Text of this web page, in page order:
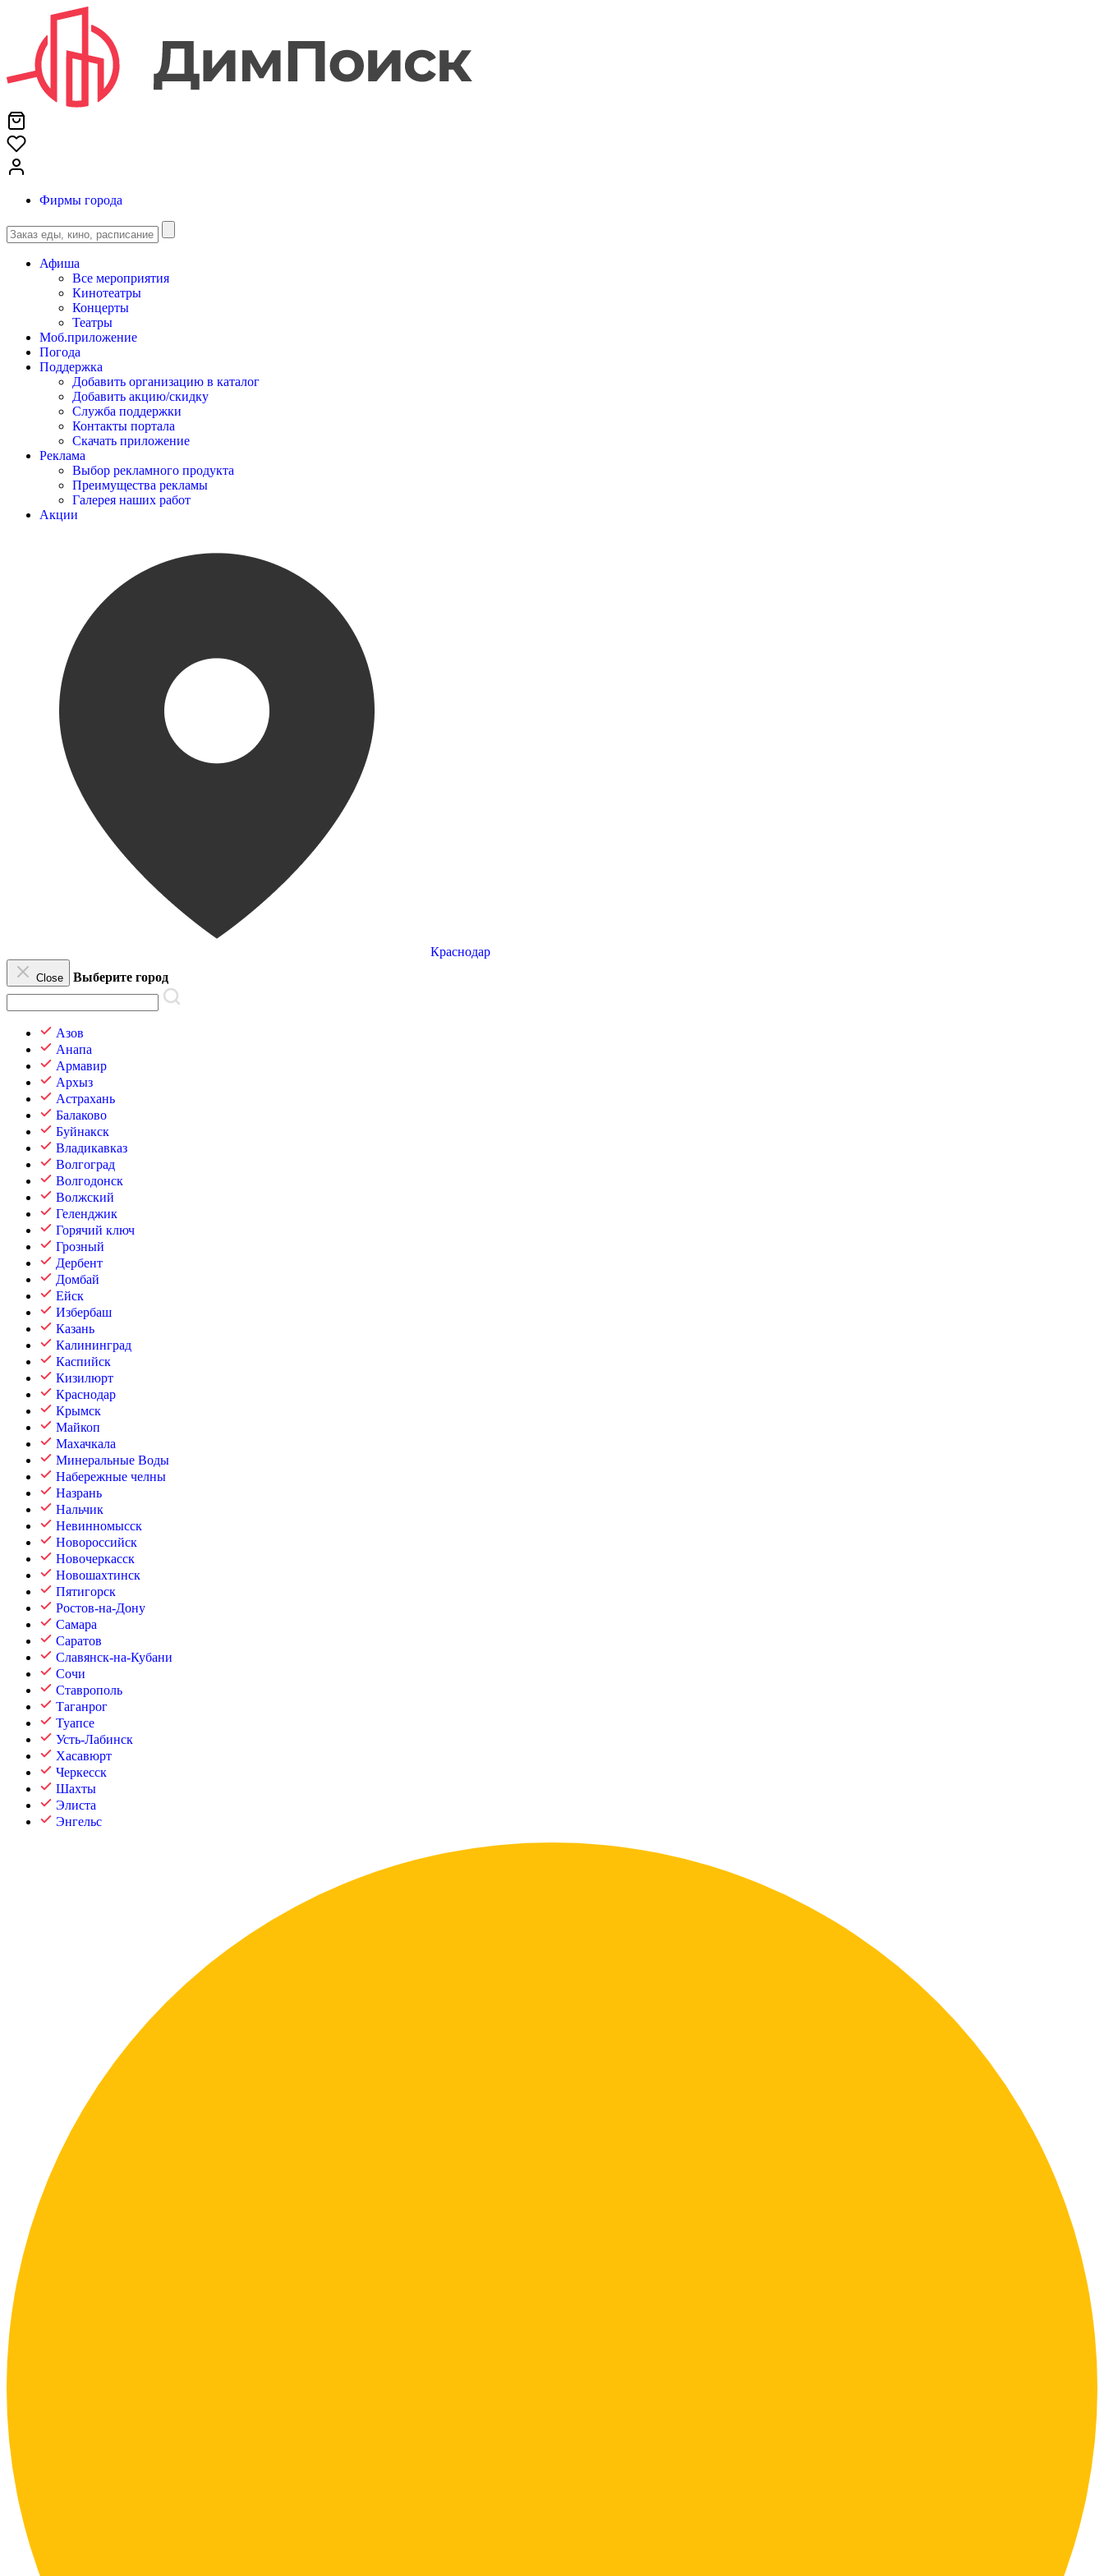
Фирмы города
Афиша
Все мероприятия
Кинотеатры
Концерты
Театры
Моб.приложение
Погода
Поддержка
Добавить организацию в каталог
Добавить акцию/скидку
Служба поддержки
Контакты портала
Скачать приложение
Реклама
Выбор рекламного продукта
Преимущества рекламы
Галерея наших работ
Акции
Краснодар
Close Выберите город
Азов
Анапа
Армавир
Архыз
Астрахань
Балаково
Буйнакск
Владикавказ
Волгоград
Волгодонск
Волжский
Геленджик
Горячий ключ
Грозный
Дербент
Домбай
Ейск
Избербаш
Казань
Калининград
Каспийск
Кизилюрт
Краснодар
Крымск
Майкоп
Махачкала
Минеральные Воды
Набережные челны
Назрань
Нальчик
Невинномысск
Новороссийск
Новочеркасск
Новошахтинск
Пятигорск
Ростов-на-Дону
Самара
Саратов
Славянск-на-Кубани
Сочи
Ставрополь
Таганрог
Туапсе
Усть-Лабинск
Хасавюрт
Черкесск
Шахты
Элиста
Энгельс